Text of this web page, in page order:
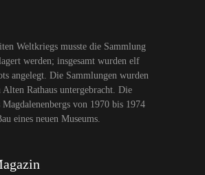
Weltkriegs musste die Sammlung
werden; insgesamt wurden elf
angelegt. Die Sammlungen wurden
Alten Rathaus untergebracht. Die
Magdalenenbergs von 1970 bis 1974
eines neuen Museums.